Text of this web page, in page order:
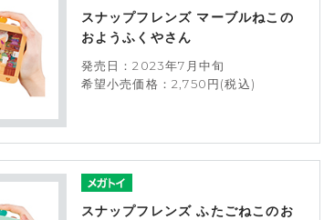
スナップフレンズ マーブルねこの
おようふくやさん
発売日：2023年7月中旬
希望小売価格：2,750円(税込)
スナップフレンズ ふたごねこのお